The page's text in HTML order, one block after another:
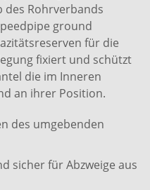
Rohrverbands
ground
für die
fixiert und schützt
die im Inneren
an ihrer Position.
des umgebenden
sicher für Abzweige aus